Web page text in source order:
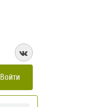
Войти